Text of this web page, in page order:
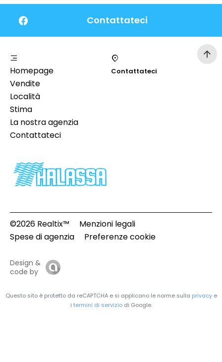
Contattateci
Homepage
Vendite
Località
Stima
La nostra agenzia
Contattateci
Contattateci
©2026 Realtix™
Menzioni legali
Spese di agenzia
Preferenze cookie
Design &
code by
Questo sito è protetto da reCAPTCHA e si applicano le norme sulla privacye
i termini di serviziodi Google.